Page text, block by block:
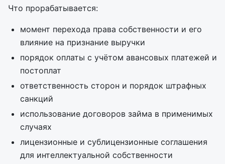
Что прорабатывается:
момент перехода права собственности и его
влияние на признание выручки
порядок оплаты с учётом авансовых платежей и
постоплат
ответственность сторон и порядок штрафных
санкций
использование договоров займа в применимых
случаях
лицензионные и сублицензионные соглашения
для интеллектуальной собственности